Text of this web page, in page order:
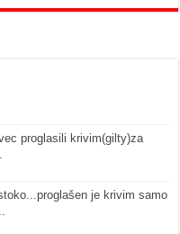
proglasili krivim(gilty)za
je krivim samo